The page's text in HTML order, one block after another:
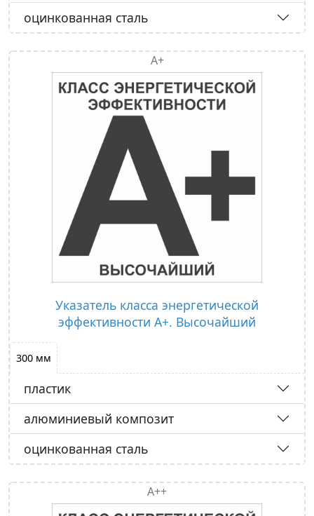
оцинкованная сталь
А+
Указатель класса энергетической
эффективности А+. Высочайший
300 мм
пластик
алюминиевый композит
оцинкованная сталь
А++